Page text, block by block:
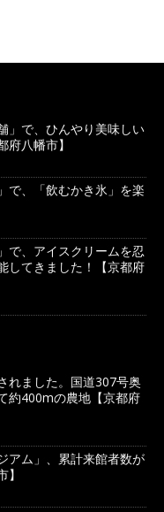
」で、ひんやり美味しい
八幡市】
で、「飲むかき氷」を楽
で、アイスクリームを忍
してきました！【京都府
れました。国道307号奥
約400mの農地【京都府
アム」、累計来館者数が